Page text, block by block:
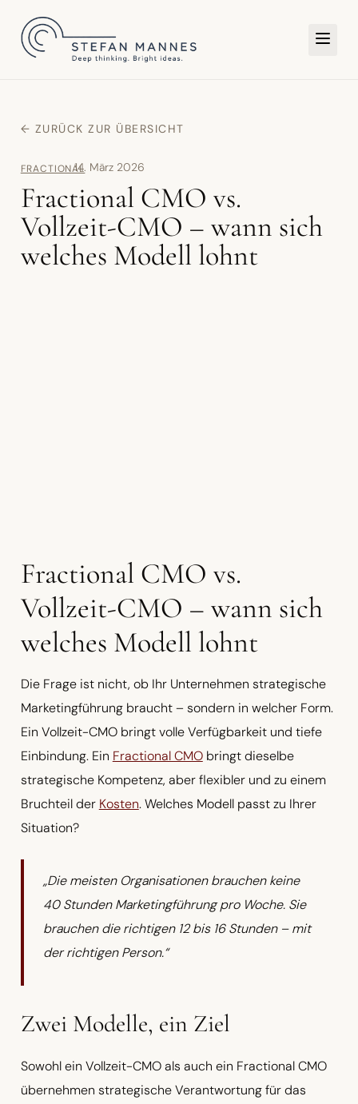
← ZURÜCK ZUR ÜBERSICHT
FRACTIONAL14. März 2026
Fractional CMO vs.
Vollzeit-CMO – wann sich
welches Modell lohnt
Fractional CMO vs.
Vollzeit-CMO – wann sich
welches Modell lohnt
Die Frage ist nicht, ob Ihr Unternehmen strategische
Marketingführung braucht – sondern in welcher Form.
Ein Vollzeit-CMO bringt volle Verfügbarkeit und tiefe
Einbindung. Ein Fractional CMObringt dieselbe
strategische Kompetenz, aber flexibler und zu einem
Bruchteil der Kosten. Welches Modell passt zu Ihrer
Situation?
„Die meisten Organisationen brauchen keine
40 Stunden Marketingführung pro Woche. Sie
brauchen die richtigen 12 bis 16 Stunden – mit
der richtigen Person.“
Zwei Modelle, ein Ziel
Sowohl ein Vollzeit-CMO als auch ein Fractional CMO
übernehmen strategische Verantwortung für das